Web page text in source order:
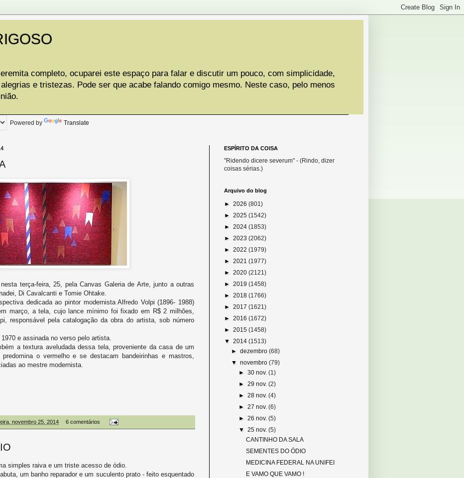
completo, ocuparei este espaço para falar e discutir um pouco, com simplicidade,
e tristezas. Pode ser que acabe falando comigo mesmo. Neste caso, pelo menos
Powered by Translate
terça-feira, 25, pela Canvas Galeria de Arte, junto a outras
Di Cavalcanti e Tomie Ohtake.
dedicada ao pintor modernista Alfredo Volpi (1896- 1988)
março, a tela, cujo lance mínimo foi fixado em R$ 2 milhões,
responsável pela catalogação da obra do artista, sob número
e assinada no verso pelo artista.
a textura aveludada dessa tela, proveniente da casa de um
o vermelho e se destacam bandeirinhas e mastros,
ao mestre modernista.
novembro 25, 2014 6 comentários
simples raiva e um triste acesso de ódio.
um banho reparador e um suculento prato - feito esquentado
ESPÍRITO DA COISA
"Ridendo dicere severum" - (Rindo, dizer
coisas sérias.)
Arquivo do blog
► 2026 (801)
► 2025 (1542)
► 2024 (1853)
► 2023 (2062)
► 2022 (1979)
► 2021 (1977)
► 2020 (2121)
► 2019 (1458)
► 2018 (1766)
► 2017 (1621)
► 2016 (1672)
► 2015 (1458)
▼ 2014 (1513)
►dezembro(68)
▼novembro(79)
► 30 nov. (1)
► 29 nov. (2)
► 28 nov. (4)
► 27 nov. (6)
► 26 nov. (5)
▼ 25 nov. (5)
CANTINHO DA SALA
SEMENTES DO ÓDIO
MEDICINA FEDERAL NA UNIFEI
E VAMO QUE VAMO !